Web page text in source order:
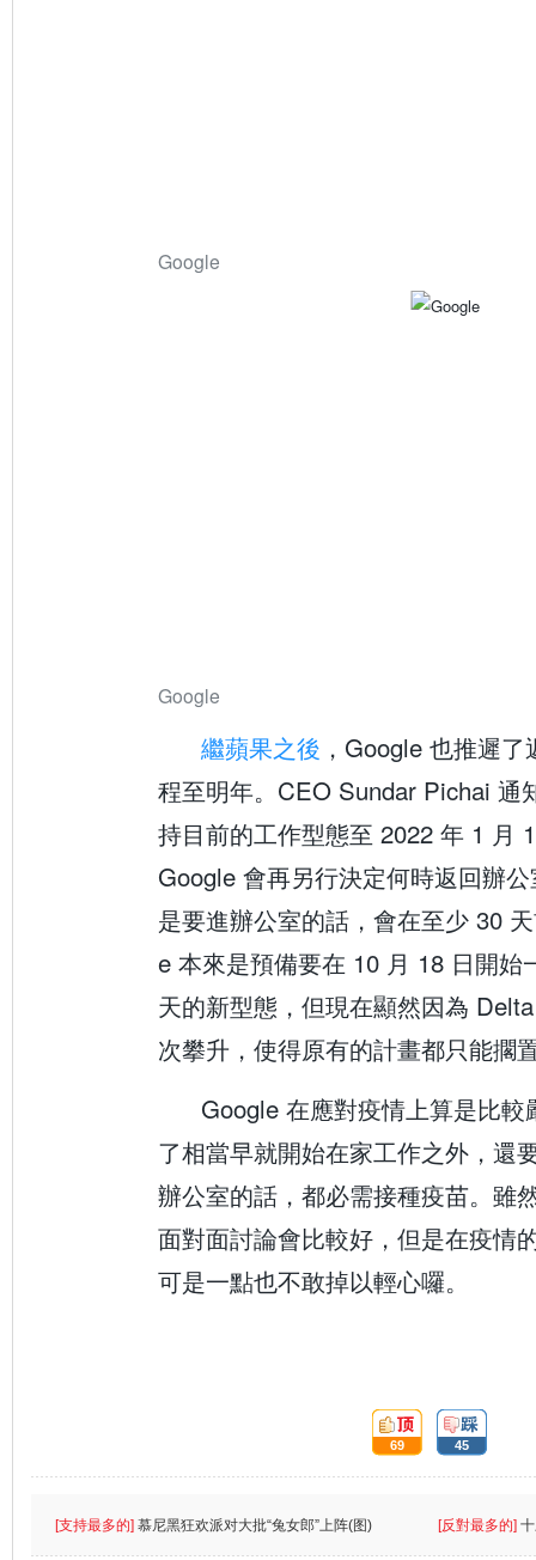
Google
Google
繼蘋果之後 ，Google 也推遲
程至明年。CEO Sundar Pichai 通
持目前的工作型態至 2022 年 1 月
Google 會再另行決定何時返回辦
是要進辦公室的話，會在至少 30
e 本來是預備要在 10 月 18 日開始
天的新型態，但現在顯然因為
次攀升，使得原有的計畫都只能擱
Google 在應對疫情上算是比
了相當早就開始在家工作之外，還
辦公室的話，都必需接種疫苗。雖
面對面討論會比較好，但是在疫情
可是一點也不敢掉以輕心囉。
頂:
69
踩:
45
[支持最多的] 慕尼黑狂欢派对大批“兔女郎”上阵(图) [反對最多的]